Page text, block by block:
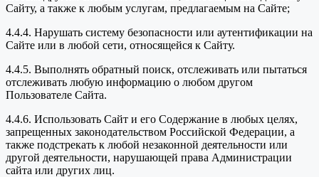
Сайту, а также к любым услугам, предлагаемым на Сайте;
4.4.4. Нарушать систему безопасности или аутентификации на
Сайте или в любой сети, относящейся к Сайту.
4.4.5. Выполнять обратный поиск, отслеживать или пытаться
отслеживать любую информацию о любом другом
Пользователе Сайта.
4.4.6. Использовать Сайт и его Содержание в любых целях,
запрещенных законодательством Российской Федерации, а
также подстрекать к любой незаконной деятельности или
другой деятельности, нарушающей права Администрации
сайта или других лиц.